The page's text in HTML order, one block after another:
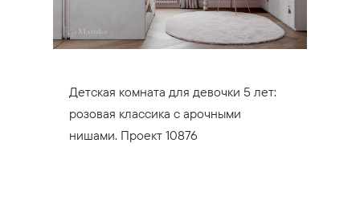
Детская комната для девочки 5 лет:
розовая классика с арочными
нишами. Проект 10876